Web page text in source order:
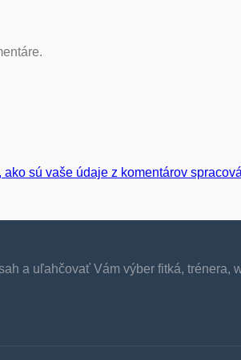
sú vaše údaje z komentárov
a uľahčovať Vám výber fitká, trénera,